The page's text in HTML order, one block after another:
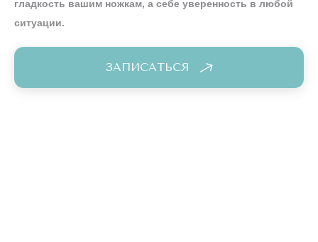
гладкость вашим ножкам, а себе уверенность в любой
ситуации.
ЗАПИСАТЬСЯ